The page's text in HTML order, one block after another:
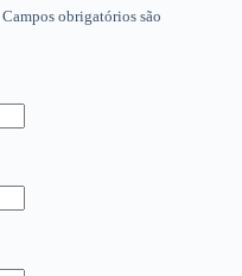
Campos obrigatórios são